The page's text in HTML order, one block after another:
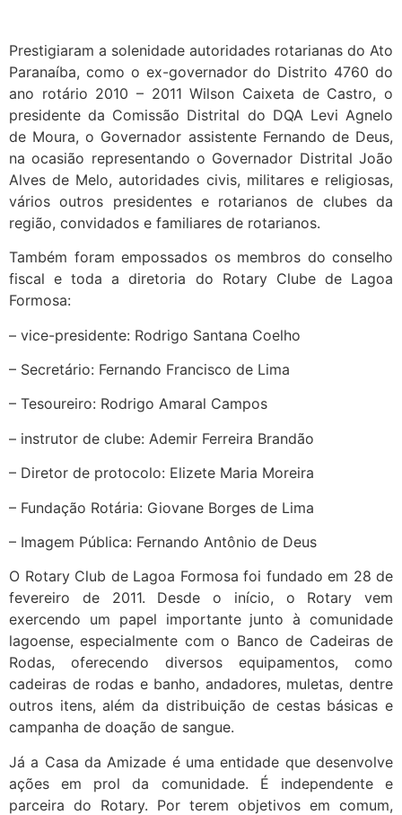
Prestigiaram a solenidade autoridades rotarianas do Ato
Paranaíba, como o ex-governador do Distrito 4760 do
ano rotário 2010 – 2011 Wilson Caixeta de Castro, o
presidente da Comissão Distrital do DQA Levi Agnelo
de Moura, o Governador assistente Fernando de Deus,
na ocasião representando o Governador Distrital João
Alves de Melo, autoridades civis, militares e religiosas,
vários outros presidentes e rotarianos de clubes da
região, convidados e familiares de rotarianos.
Também foram empossados os membros do conselho
fiscal e toda a diretoria do Rotary Clube de Lagoa
Formosa:
– vice-presidente: Rodrigo Santana Coelho
– Secretário: Fernando Francisco de Lima
– Tesoureiro: Rodrigo Amaral Campos
– instrutor de clube: Ademir Ferreira Brandão
– Diretor de protocolo: Elizete Maria Moreira
– Fundação Rotária: Giovane Borges de Lima
– Imagem Pública: Fernando Antônio de Deus
O Rotary Club de Lagoa Formosa foi fundado em 28 de
fevereiro de 2011. Desde o início, o Rotary vem
exercendo um papel importante junto à comunidade
lagoense, especialmente com o Banco de Cadeiras de
Rodas, oferecendo diversos equipamentos, como
cadeiras de rodas e banho, andadores, muletas, dentre
outros itens, além da distribuição de cestas básicas e
campanha de doação de sangue.
Já a Casa da Amizade é uma entidade que desenvolve
ações em prol da comunidade. É independente e
parceira do Rotary. Por terem objetivos em comum,